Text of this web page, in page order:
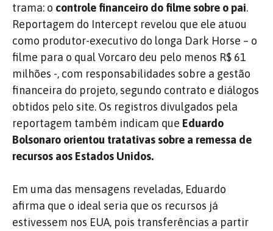
trama: o controle financeiro do filme sobre o pai.
Reportagem do Intercept revelou que ele atuou
como produtor-executivo do longa Dark Horse – o
filme para o qual Vorcaro deu pelo menos R$ 61
milhões -, com responsabilidades sobre a gestão
financeira do projeto, segundo contrato e diálogos
obtidos pelo site. Os registros divulgados pela
reportagem também indicam que Eduardo
Bolsonaro orientou tratativas sobre a remessa de
recursos aos Estados Unidos.
Em uma das mensagens reveladas, Eduardo
afirma que o ideal seria que os recursos já
estivessem nos EUA, pois transferências a partir